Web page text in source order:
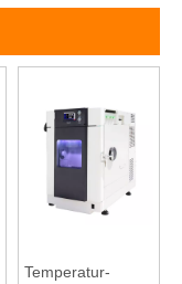
Temperatur-